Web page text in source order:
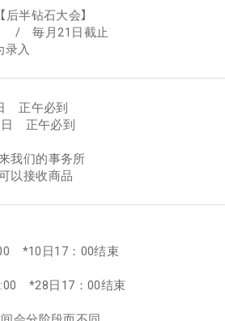
钻石大会】
/ 毎月21日截止
入
正午必到
日 正午必到
我们的事务所
以接收商品
*10日17：00结束
*28日17：00结束